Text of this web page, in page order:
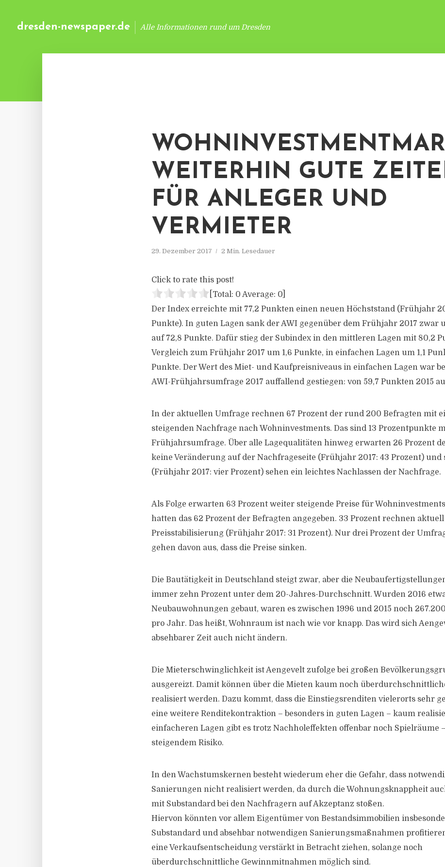
dresden-newspaper.de Alle Informationen rund um Dresden
WEITERHIN GUTE
FÜR ANLEGER UND
VERMIETER
29. Dezember 2017 2 Min. Lesedauer
Click to rate this post!
[Total: 0 Average: 0
Der Index erreichte mit 77,2 Punkten einen neuen Höchststand (Frühjahr
Punkte). In guten Lagen sank der AWI gegenüber dem Frühjahr 2017 zwar
auf 72,8 Punkte. Dafür stieg der Subindex in den mittleren Lagen mit 80,2
Vergleich zum Frühjahr 2017 um 1,6 Punkte, in einfachen Lagen um 1,1
Punkte. Der Wert des Miet- und Kaufpreisniveaus in einfachen Lagen war
AWI-Frühjahrsumfrage 2017 auffallend gestiegen: von 59,7 Punkten 2015
In der aktuellen Umfrage rechnen 67 Prozent der rund 200 Befragten mit
steigenden Nachfrage nach Wohninvestments. Das sind 13 Prozentpunkte
Frühjahrsumfrage. Über alle Lagequalitäten hinweg erwarten 26 Prozent
keine Veränderung auf der Nachfrageseite (Frühjahr 2017: 43 Prozent) und
(Frühjahr 2017: vier Prozent) sehen ein leichtes Nachlassen der Nachfrage.
Als Folge erwarten 63 Prozent weiter steigende Preise für
hatten das 62 Prozent der Befragten angegeben. 33 Prozent rechnen
Preisstabilisierung (Frühjahr 2017: 31 Prozent). Nur drei Prozent der
gehen davon aus, dass die Preise sinken.
Die Bautätigkeit in Deutschland steigt zwar, aber die
immer zehn Prozent unter dem 20-Jahres-Durchschnitt. Wurden 2016
Neubauwohnungen gebaut, waren es zwischen 1996 und 2015 noch
pro Jahr. Das heißt, Wohnraum ist nach wie vor knapp. Das wird sich
absehbarer Zeit auch nicht ändern.
Die Mieterschwinglichkeit ist Aengevelt zufolge bei großen
ausgereizt. Damit können über die Mieten kaum noch
realisiert werden. Dazu kommt, dass die Einstiegsrenditen vielerorts sehr
eine weitere Renditekontraktion – besonders in guten Lagen – kaum
einfacheren Lagen gibt es trotz Nachholeffekten offenbar noch Spielräume
steigendem Risiko.
In den Wachstumskernen besteht wiederum eher die Gefahr, dass
Sanierungen nicht realisiert werden, da durch die Wohnungsknappheit
mit Substandard bei den Nachfragern auf Akzeptanz stoßen.
Hiervon könnten vor allem Eigentümer von Bestandsimmobilien
Substandard und absehbar notwendigen Sanierungsmaßnahmen
eine Verkaufsentscheidung verstärkt in Betracht ziehen, solange noch
überdurchschnittliche Gewinnmitnahmen möglich sind.